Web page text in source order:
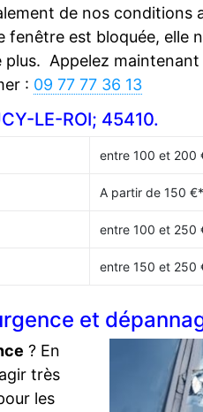
de nos conditions
est bloquée, elle
Appelez
: 09 77 77 36 13
LE-ROI; 45410.
entre 100 et 200
A partir de 150 €*
entre 100 et 250
entre 150 et 250
et
? En
très
les